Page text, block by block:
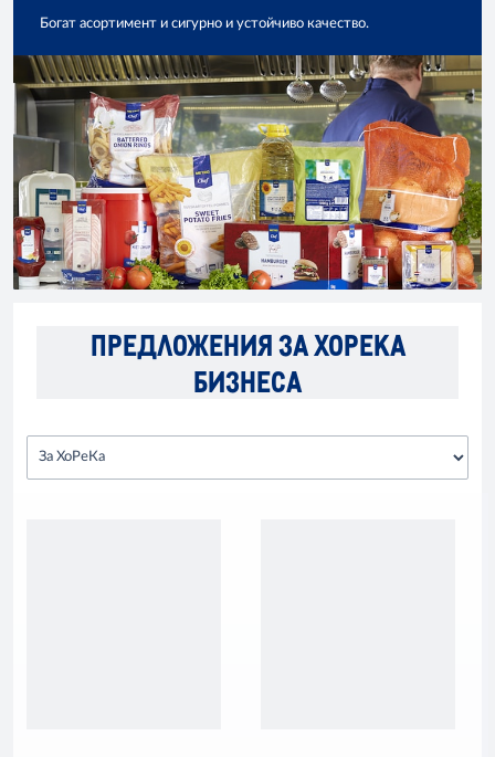
Богат асортимент и сигурно и устойчиво качество.
ПРЕДЛОЖЕНИЯ ЗА ХОРЕКА
БИЗНЕСА